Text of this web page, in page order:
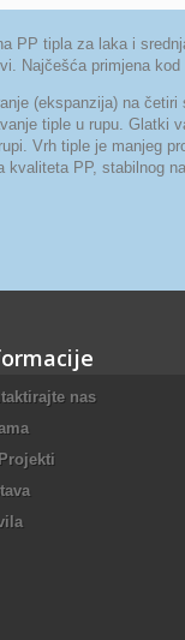
PP tipla za laka i
Najčešća primjena
(ekspanzija) na
tiple u rupu. Glatki
Vrh tiple je manjeg
kvaliteta PP, stabilnog
nas